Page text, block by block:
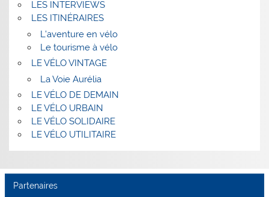
LES INTERVIEWS
LES ITINÉRAIRES
L’aventure en vélo
Le tourisme à vélo
LE VÉLO VINTAGE
La Voie Aurélia
LE VÉLO DE DEMAIN
LE VÉLO URBAIN
LE VÉLO SOLIDAIRE
LE VÉLO UTILITAIRE
Partenaires